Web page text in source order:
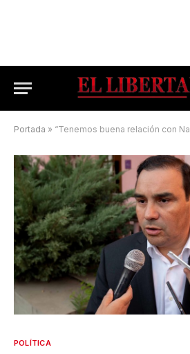
Portada » “Tenemos buena relación con Nación,
POLÍTICA